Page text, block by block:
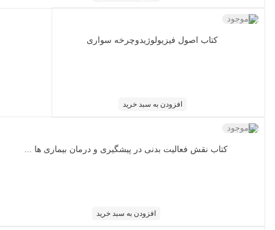
کتاب اصول فیزیولوژیدوچرخه سواری
ناموجود
افزودن به سبد خرید
کتاب نقش فعالیت بدنی در پیشگیری و درمان بیماری ها ...
ناموجود
افزودن به سبد خرید